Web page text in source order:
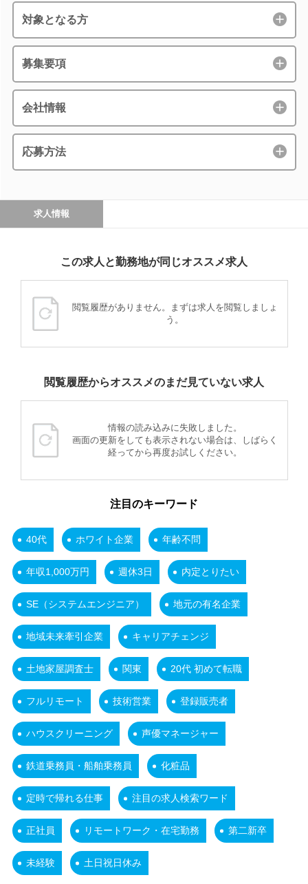
対象となる方
募集要項
会社情報
応募方法
求人情報
この求人と勤務地が同じオススメ求人
閲覧履歴がありません。まずは求人を閲覧しましょ
う。
閲覧履歴からオススメのまだ見ていない求人
情報の読み込みに失敗しました。
画面の更新をしても表示されない場合は、しばらく
経ってから再度お試しください。
注目のキーワード
40代 ホワイト企業 年齢不問
年収1,000万円 週休3日 内定とりたい
SE（システムエンジニア） 地元の有名企業
地域未来牽引企業 キャリアチェンジ
土地家屋調査士 関東 20代 初めて転職
フルリモート 技術営業 登録販売者
ハウスクリーニング 声優マネージャー
鉄道乗務員・船舶乗務員 化粧品
定時で帰れる仕事 注目の求人検索ワード
正社員 リモートワーク・在宅勤務 第二新卒
未経験 土日祝日休み